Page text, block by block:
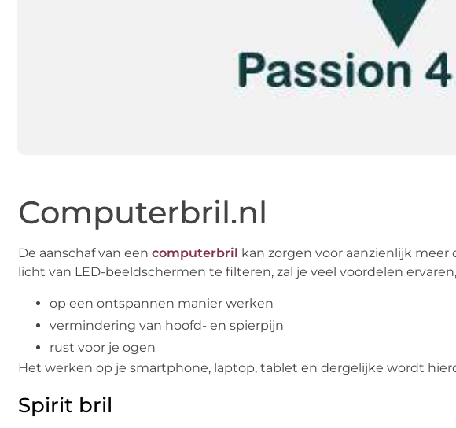
Computerbril.nl
De aanschaf van een computerbril kan zorgen voor aanzienlijk
licht van LED-beeldschermen te filteren, zal je veel voordelen ervaren,
op een ontspannen manier werken
vermindering van hoofd- en spierpijn
rust voor je ogen
Het werken op je smartphone, laptop, tablet en dergelijke wordt
Spirit bril